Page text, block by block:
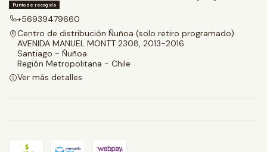
Punto de recogida
+56939479660
Centro de distribución Ñuñoa (solo retiro programado)
AVENIDA MANUEL MONTT 2308, 2013-2016
Santiago - Ñuñoa
Región Metropolitana - Chile
Ver más detalles